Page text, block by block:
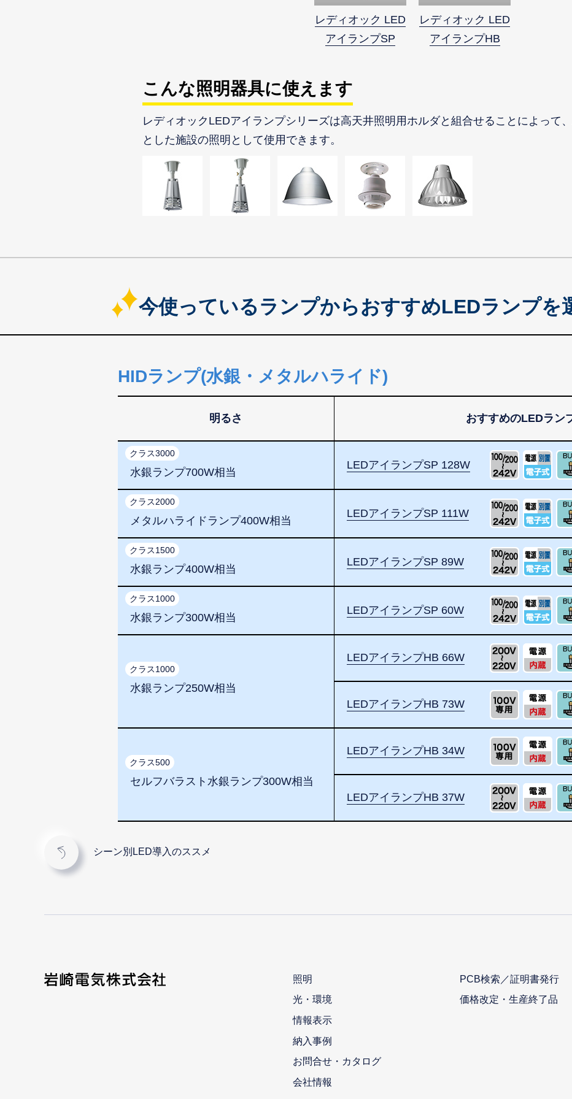
レディオック LED
アイランプSP
レディオック LED
アイランプHB
こんな照明器具に使えます
レディオックLEDアイランプシリーズは高天井照明用ホルダと組合せることによって
とした施設の照明として使用できます。
今使っているランプからおすすめLEDランプを
HIDランプ(水銀・メタルハライド)
明るさ おすすめのLEDラン
クラス3000
水銀ランプ700W相当
LEDアイランプSP 128W
クラス2000
メタルハライドランプ400W相当
LEDアイランプSP 111W
クラス1500
水銀ランプ400W相当
LEDアイランプSP 89W
クラス1000
水銀ランプ300W相当
LEDアイランプSP 60W
クラス1000
水銀ランプ250W相当
LEDアイランプHB 66W
LEDアイランプHB 73W
クラス500
セルフバラスト水銀ランプ300W相当
LEDアイランプHB 34W
LEDアイランプHB 37W
シーン別LED導入のススメ
照明
光・環境
情報表示
納入事例
お問合せ・カタログ
会社情報
PCB検索／証明書発行
価格改定・生産終了品